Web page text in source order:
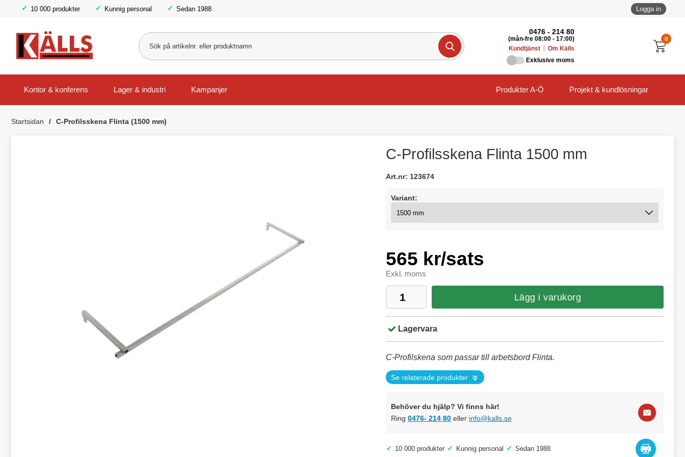
10 000 produkter Kunnig personal Sedan 1988 Logga in
0
0476 - 214 80
(mån-fre 08:00 - 17:00)
Kundtjänst
Om Källs
Exklusive moms
Kontor & konferens Lager & industri Kampanjer Produkter A-Ö Projekt & kundlösningar
Startsidan C-Profilsskena Flinta (1500 mm)
C-Profilsskena Flinta 1500 mm
Art.nr: 123674
Variant:
565 kr/sats
Exkl. moms
Lägg i varukorg
Lagervara
C-Profilskena som passar till arbetsbord Flinta.
Se relaterade produkter
Behöver du hjälp? Vi finns här!
Ring 0476- 214 80 eller info@kalls.se
✓ 10 000 produkter ✓ Kunnig personal ✓ Sedan 1988